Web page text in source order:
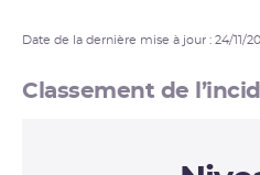
Date de la dernière mise à jour : 24/11/
Classement de